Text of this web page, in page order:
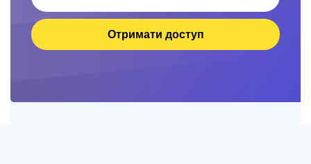
Отримати доступ